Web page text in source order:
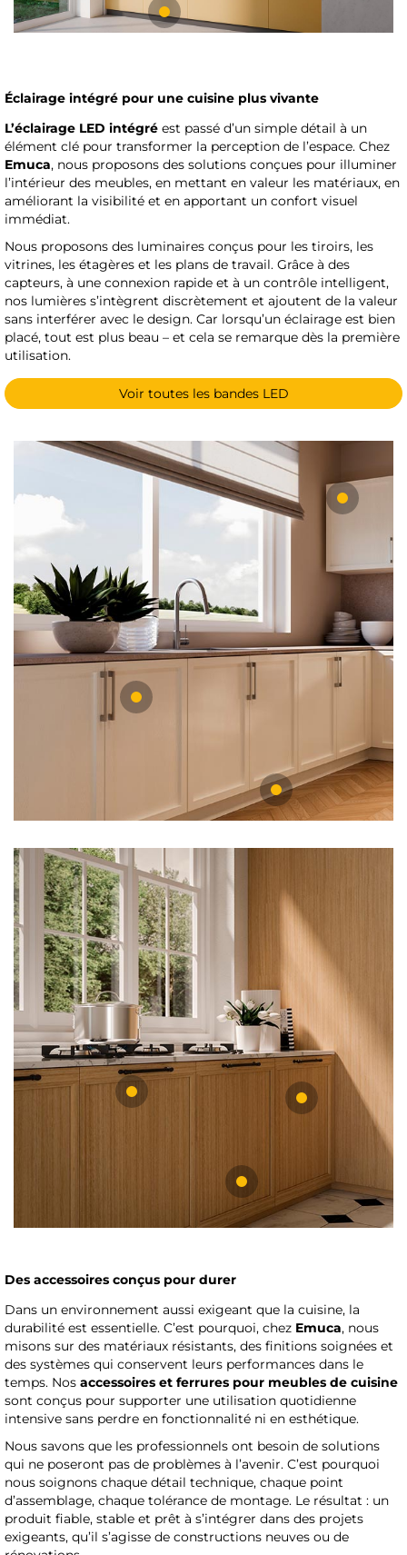
Éclairage intégré pour une cuisine plus vivante
L’éclairage LED intégré est passé d’un simple détail à un
élément clé pour transformer la perception de l’espace. Chez
Emuca, nous proposons des solutions conçues pour illuminer
l’intérieur des meubles, en mettant en valeur les matériaux, en
améliorant la visibilité et en apportant un confort visuel
immédiat.
Nous proposons des luminaires conçus pour les tiroirs, les
vitrines, les étagères et les plans de travail. Grâce à des
capteurs, à une connexion rapide et à un contrôle intelligent,
nos lumières s’intègrent discrètement et ajoutent de la valeur
sans interférer avec le design. Car lorsqu’un éclairage est bien
placé, tout est plus beau – et cela se remarque dès la première
utilisation.
Voir toutes les bandes LED
Des accessoires conçus pour durer
Dans un environnement aussi exigeant que la cuisine, la
durabilité est essentielle. C’est pourquoi, chez Emuca, nous
misons sur des matériaux résistants, des finitions soignées et
des systèmes qui conservent leurs performances dans le
temps. Nos accessoires et ferrures pour meubles de cuisine
sont conçus pour supporter une utilisation quotidienne
intensive sans perdre en fonctionnalité ni en esthétique.
Nous savons que les professionnels ont besoin de solutions
qui ne poseront pas de problèmes à l’avenir. C’est pourquoi
nous soignons chaque détail technique, chaque point
d’assemblage, chaque tolérance de montage. Le résultat : un
produit fiable, stable et prêt à s’intégrer dans des projets
exigeants, qu’il s’agisse de constructions neuves ou de